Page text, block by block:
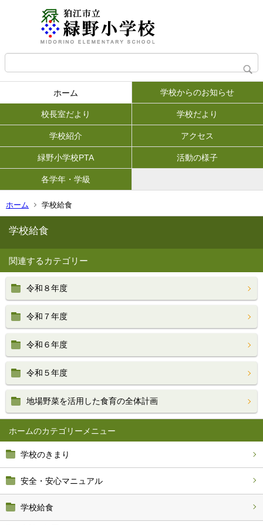
ホーム 学校からのお知らせ
校長室だより 学校だより
学校紹介 アクセス
緑野小学校PTA 活動の様子
各学年・学級
ホーム 学校給食
ホーム
学校のきまり
安全・安心マニュアル
学校給食
学校給食
関連するカテゴリー
令和８年度
令和７年度
令和６年度
令和５年度
地場野菜を活用した食育の全体計画